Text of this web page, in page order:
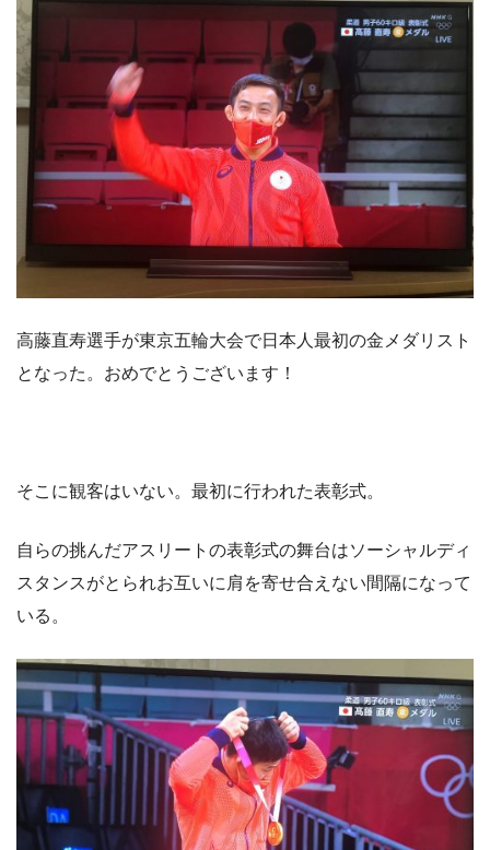
高藤直寿選手が東京五輪大会で日本人最初の金メダリスト
となった。おめでとうございます！
そこに観客はいない。最初に行われた表彰式。
自らの挑んだアスリートの表彰式の舞台はソーシャルディ
スタンスがとられお互いに肩を寄せ合えない間隔になって
いる。